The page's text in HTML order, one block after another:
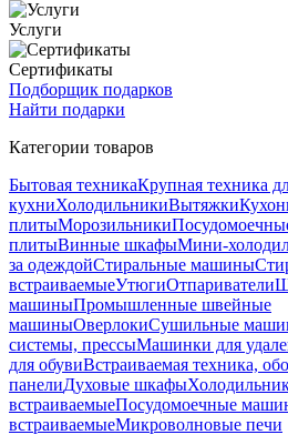
Услуги
Сертификаты
Подборщик подарков
Найти подарки
Категории товаров
Бытовая техникаКрупная техника
кухниХолодильникиВытяжки
плитыМорозильники
плитыВинные шкафыМини-
за одеждойСтиральные машины
встраиваемыеУтюгиОтпариватели
машиныПромышленные швейные
машиныОверлокиСушильные
системы, прессыМашинки для
для обувиВстраиваемая техника,
панелиДуховые шкафы
встраиваемыеПосудомоечные
встраиваемыеМикроволновые печи